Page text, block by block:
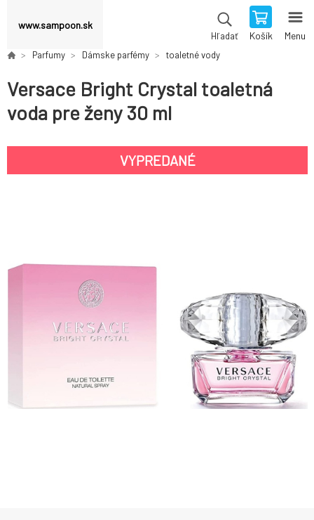
www.sampoon.sk
Hľadať Košík Menu
Parfumy Dámske parfémy toaletné vody
Versace Bright Crystal toaletná
voda pre ženy 30 ml
VYPREDANÉ